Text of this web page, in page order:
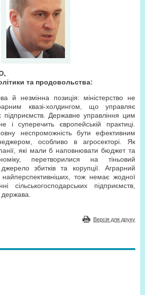
та продовольства:
й незмінна позиція: міністерство не
квазі-холдингом, що управляє
Державне управління цим
і суперечить європейській практиці.
неспроможність бути ефективним
особливо в агросекторі. Як
які мали б наповнювати бюджет та
перетворилися на тіньовий
збитків та корупції. Аграрний
тож немає жодної
сільськогосподарських підприємств,
Версія для друку